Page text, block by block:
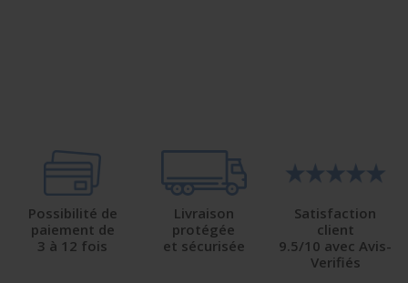
Possibilité de
paiement de
3 à 12 fois
Livraison
protégée
et sécurisée
Satisfaction
client
9.5/10 avec Avis-
Verifiés